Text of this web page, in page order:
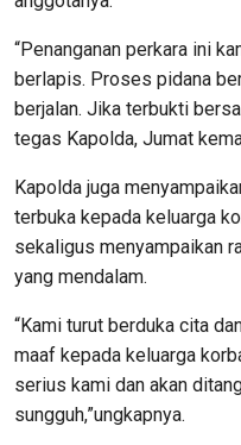
“Penanganan perkara ini
berlapis. Proses pidana
berjalan. Jika terbukti
tegas Kapolda, Jumat
Kapolda juga
terbuka kepada keluarga
sekaligus menyampaikan
yang mendalam.
“Kami turut berduka cita
maaf kepada keluarga
serius kami dan akan
sungguh,”ungkapnya.